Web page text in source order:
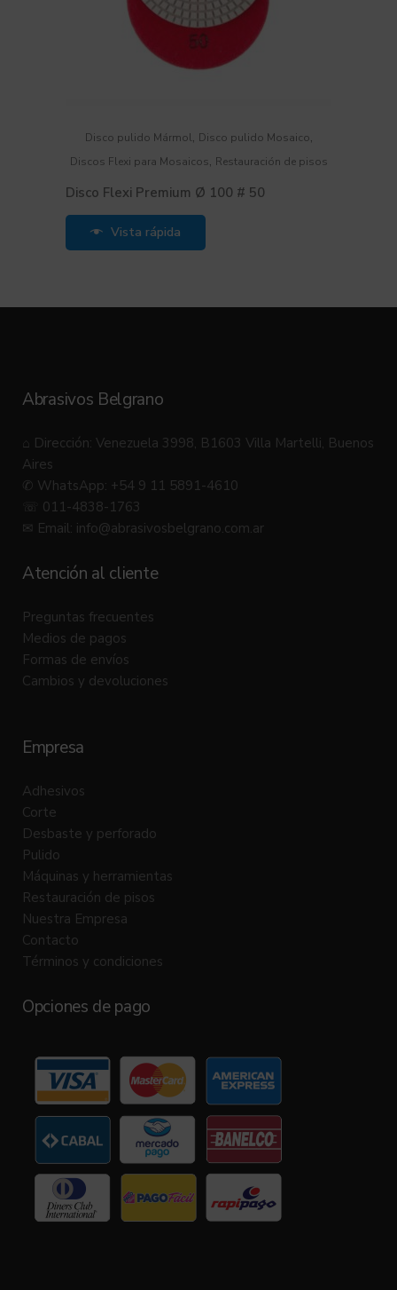
Disco pulido Mármol, Disco pulido Mosaico,
Discos Flexi para Mosaicos, Restauración de pisos
Disco Flexi Premium Ø 100 # 50
Vista rápida
Abrasivos Belgrano
⌂ Dirección: Venezuela 3998, B1603 Villa Martelli, Buenos
Aires
✆ WhatsApp: +54 9 11 5891-4610
☏ 011-4838-1763
✉ Email: info@abrasivosbelgrano.com.ar
Atención al cliente
Preguntas frecuentes
Medios de pagos
Formas de envíos
Cambios y devoluciones
Empresa
Adhesivos
Corte
Desbaste y perforado
Pulido
Máquinas y herramientas
Restauración de pisos
Nuestra Empresa
Contacto
Términos y condiciones
Opciones de pago